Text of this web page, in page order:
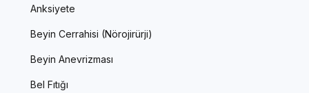
Anksiyete
Beyin Cerrahisi (Nörojirürji)
Beyin Anevrizması
Bel Fıtığı